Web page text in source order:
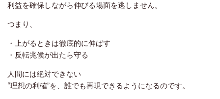
利益を確保しながら伸びる場面を逃しません。
つまり、
・上がるときは徹底的に伸ばす
・反転兆候が出たら守る
人間には絶対できない
“理想の利確”を、誰でも再現できるようになるのです。